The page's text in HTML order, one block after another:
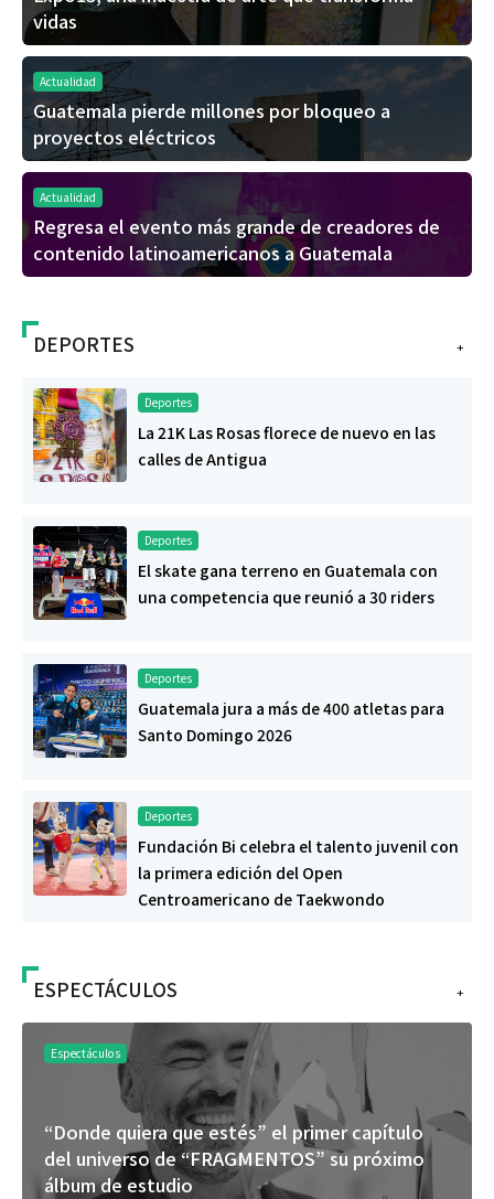
vidas
Actualidad
Guatemala pierde millones por bloqueo a
proyectos eléctricos
Actualidad
Regresa el evento más grande de creadores de
contenido latinoamericanos a Guatemala
+
DEPORTES
Deportes
La 21K Las Rosas florece de nuevo en las
calles de Antigua
Deportes
El skate gana terreno en Guatemala con
una competencia que reunió a 30 riders
Deportes
Guatemala jura a más de 400 atletas para
Santo Domingo 2026
Deportes
Fundación Bi celebra el talento juvenil con
la primera edición del Open
Centroamericano de Taekwondo
+
ESPECTÁCULOS
Espectáculos
“Donde quiera que estés” el primer capítulo
del universo de “FRAGMENTOS” su próximo
álbum de estudio